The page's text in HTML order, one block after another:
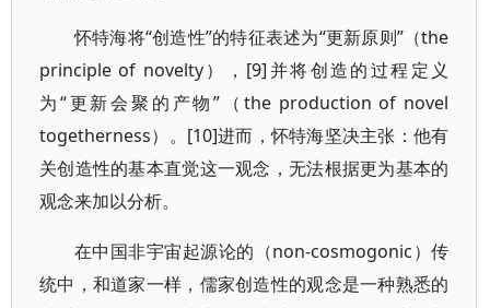
怀特海将“创造性”的特征表述为“更新原则”（the
principle of novelty），[9]并将创造的过程定义
为“更新会聚的产物”（the production of novel
togetherness）。[10]进而，怀特海坚决主张：他有
关创造性的基本直觉这一观念，无法根据更为基本的
观念来加以分析。
在中国非宇宙起源论的（non-cosmogonic）传
统中，和道家一样，儒家创造性的观念是一种熟悉的